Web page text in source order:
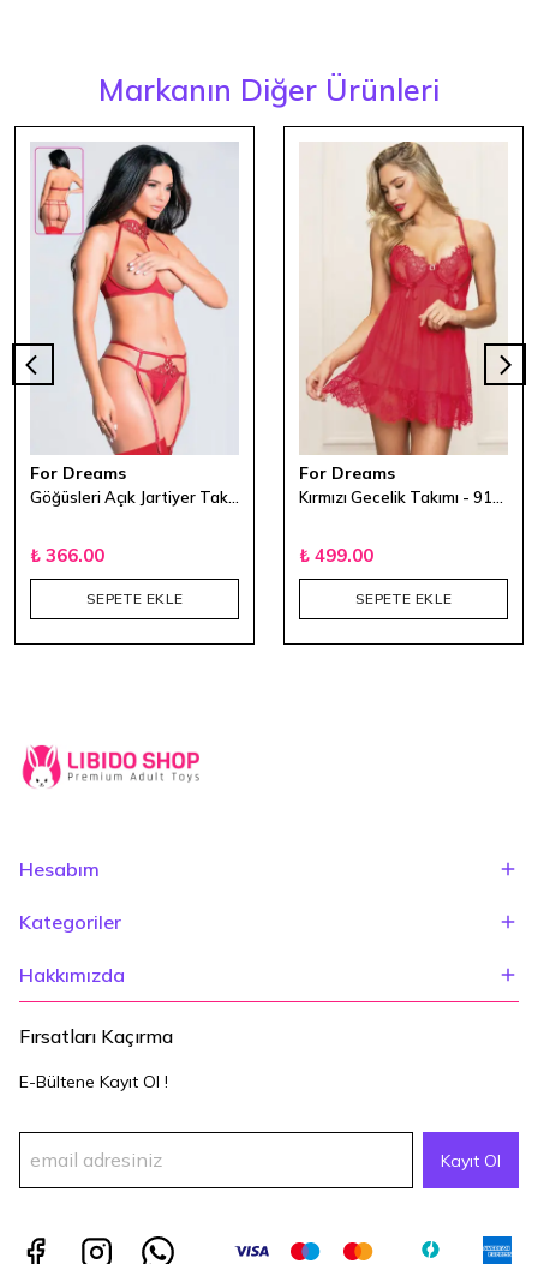
Markanın Diğer Ürünleri
For Dreams
₺ 366.00
SEPETE EKLE
For Dreams
₺ 499.00
SEPETE EKLE
Hesabım
Kategoriler
Hakkımızda
Fırsatları Kaçırma
E-Bültene Kayıt Ol !
Kayıt Ol